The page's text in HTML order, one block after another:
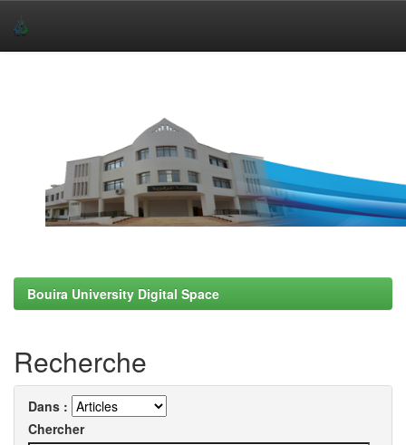
Bouira University Digital Space
Recherche
Dans :
Chercher